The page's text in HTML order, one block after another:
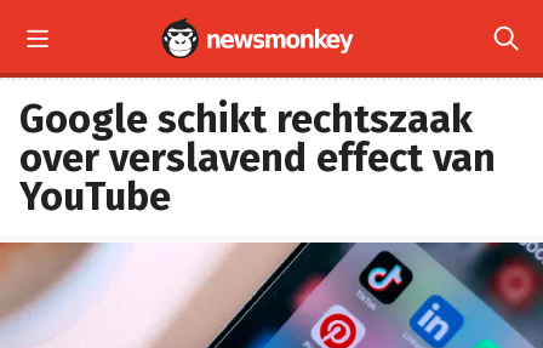
 
Google schikt rechtszaak
over verslavend effect van
YouTube